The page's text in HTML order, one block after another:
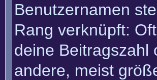
Benutzernamen
Rang verknüpft:
deine Beitragszahl
andere, meist